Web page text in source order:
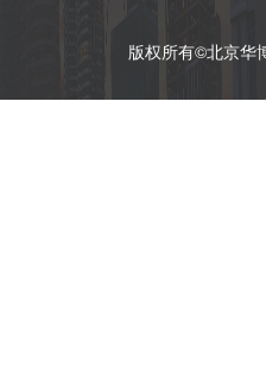
版权所有©北京华